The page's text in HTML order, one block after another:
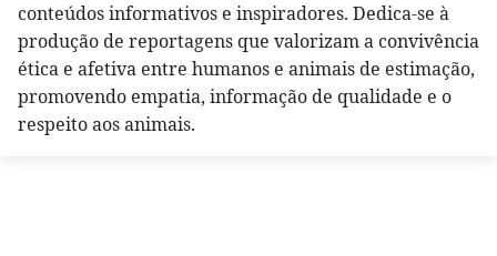
conteúdos informativos e inspiradores. Dedica-se à
produção de reportagens que valorizam a convivência
ética e afetiva entre humanos e animais de estimação,
promovendo empatia, informação de qualidade e o
respeito aos animais.